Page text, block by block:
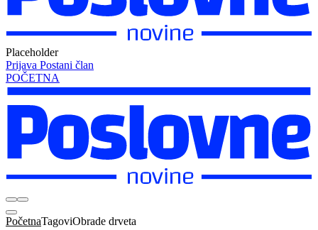
Placeholder
Prijava Postani član
POČETNA
PočetnaTagoviObrade drveta